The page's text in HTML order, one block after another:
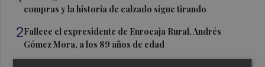
compras y la historia de calzado sigue tirando
2Fallece el expresidente de Eurocaja Rural, Andrés
Gómez Mora, a los 89 años de edad